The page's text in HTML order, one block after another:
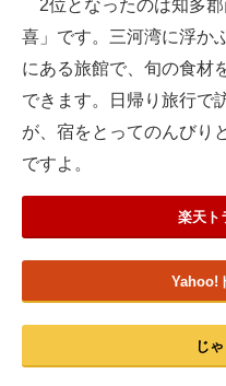
2位となったのは知多郡
喜」です。三河湾に浮か
にある旅館で、旬の食材
できます。日帰り旅行で
が、宿をとってのんびり
ですよ。
楽天ト
Yahoo!
じ